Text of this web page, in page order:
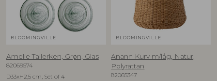
BLOOMINGVILLE
Amelie Tallerken, Grøn, Glas
82069574
D33xH2,5 cm, Set of 4
BLOOMINGVILLE
Anann Kurv m/låg, Natur,
Polyrattan
82065347